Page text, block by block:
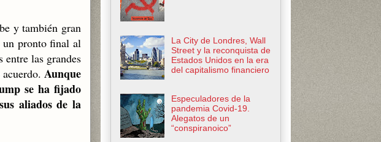
y también gran
un pronto final al
las grandes
Aunque
se ha fijado
aliados de la
La City de Londres, Wall
Street y la reconquista de
Estados Unidos en la era
del capitalismo financiero
Especuladores de la
pandemia Covid-19.
Alegatos de un
“conspiranoico”